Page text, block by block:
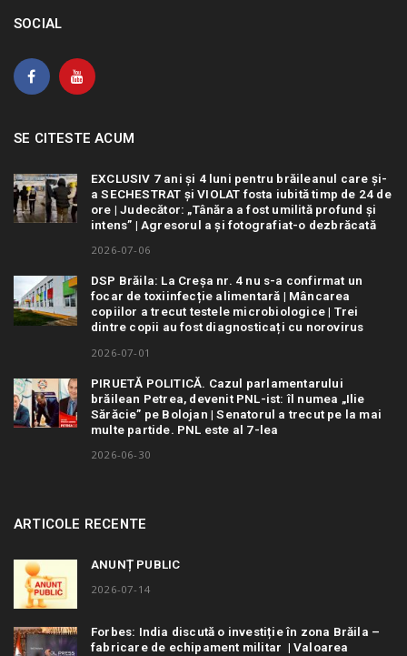
SOCIAL
SE CITESTE ACUM
EXCLUSIV 7 ani și 4 luni pentru brăileanul care și-
a SECHESTRAT și VIOLAT fosta iubită timp de 24 de
ore | Judecător: „Tânăra a fost umilită profund și
intens” | Agresorul a și fotografiat-o dezbrăcată
2026-07-06
DSP Brăila: La Creșa nr. 4 nu s-a confirmat un
focar de toxiinfecție alimentară | Mâncarea
copiilor a trecut testele microbiologice | Trei
dintre copii au fost diagnosticați cu norovirus
2026-07-01
PIRUETĂ POLITICĂ. Cazul parlamentarului
brăilean Petrea, devenit PNL-ist: îl numea „Ilie
Sărăcie” pe Bolojan | Senatorul a trecut pe la mai
multe partide. PNL este al 7-lea
2026-06-30
ARTICOLE RECENTE
ANUNȚ PUBLIC
2026-07-14
Forbes: India discută o investiție în zona Brăila –
fabricare de echipament militar | Valoarea